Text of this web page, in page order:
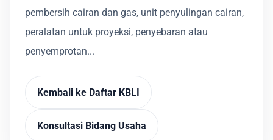
pembersih cairan dan gas, unit penyulingan cairan,
peralatan untuk proyeksi, penyebaran atau
penyemprotan...
Kembali ke Daftar KBLI
Konsultasi Bidang Usaha